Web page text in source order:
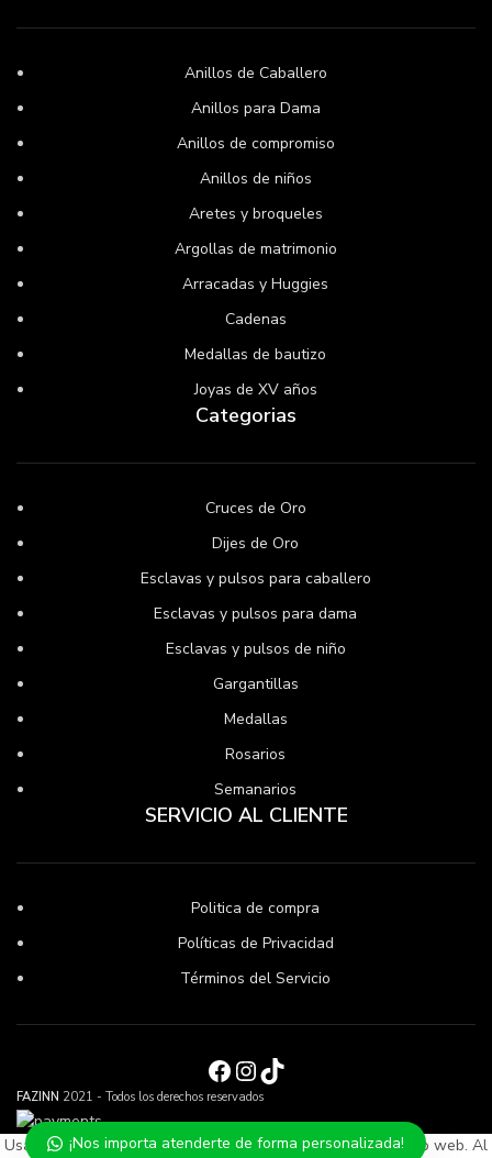
Anillos de Caballero
Anillos para Dama
Anillos de compromiso
Anillos de niños
Aretes y broqueles
Argollas de matrimonio
Arracadas y Huggies
Cadenas
Medallas de bautizo
Joyas de XV años
Categorias
Cruces de Oro
Dijes de Oro
Esclavas y pulsos para caballero
Esclavas y pulsos para dama
Esclavas y pulsos de niño
Gargantillas
Medallas
Rosarios
Semanarios
SERVICIO AL CLIENTE
Politica de compra
Políticas de Privacidad
Términos del Servicio
Facebook
Instagram
TikTok
FAZINN 2021 - Todos los derechos reservados
Usamos cookies para mejorar su experiencia en nuestro sitio web. Al
¡Nos importa atenderte de forma personalizada!